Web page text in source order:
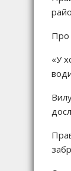
Про
«У